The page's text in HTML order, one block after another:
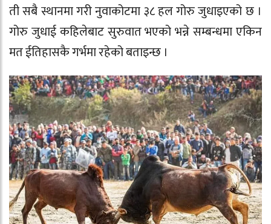
ती सबै स्थानमा गरी नुवाकोटमा ३८ हल गोरु जुधाइएको छ ।
गोरु जुधाई कहिलेबाट सुरुवात भएको भन्ने सम्बन्धमा एकिन
मत ईतिहासकै गर्भमा रहेको बताइन्छ ।